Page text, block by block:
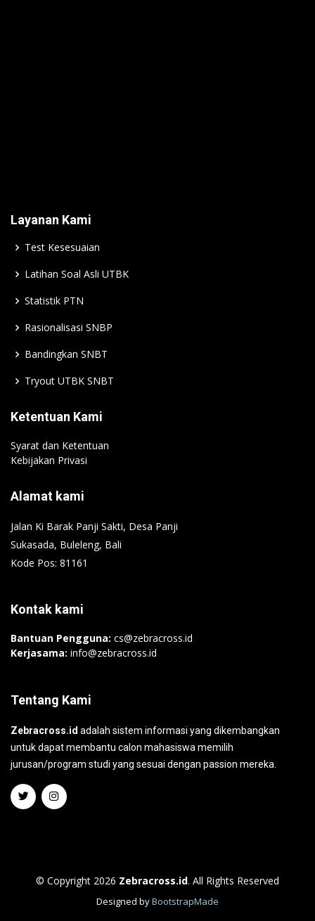
Layanan Kami
Test Kesesuaian
Latihan Soal Asli UTBK
Statistik PTN
Rasionalisasi SNBP
Bandingkan SNBT
Tryout UTBK SNBT
Ketentuan Kami
Syarat dan Ketentuan
Kebijakan Privasi
Alamat kami
Jalan Ki Barak Panji Sakti, Desa Panji
Sukasada, Buleleng, Bali
Kode Pos: 81161
Kontak kami
Bantuan Pengguna: cs@zebracross.id
Kerjasama: info@zebracross.id
Tentang Kami
Zebracross.id adalah sistem informasi yang dikembangkan
untuk dapat membantu calon mahasiswa memilih
jurusan/program studi yang sesuai dengan passion mereka.
© Copyright 2026 Zebracross.id. All Rights Reserved
Designed byBootstrapMade